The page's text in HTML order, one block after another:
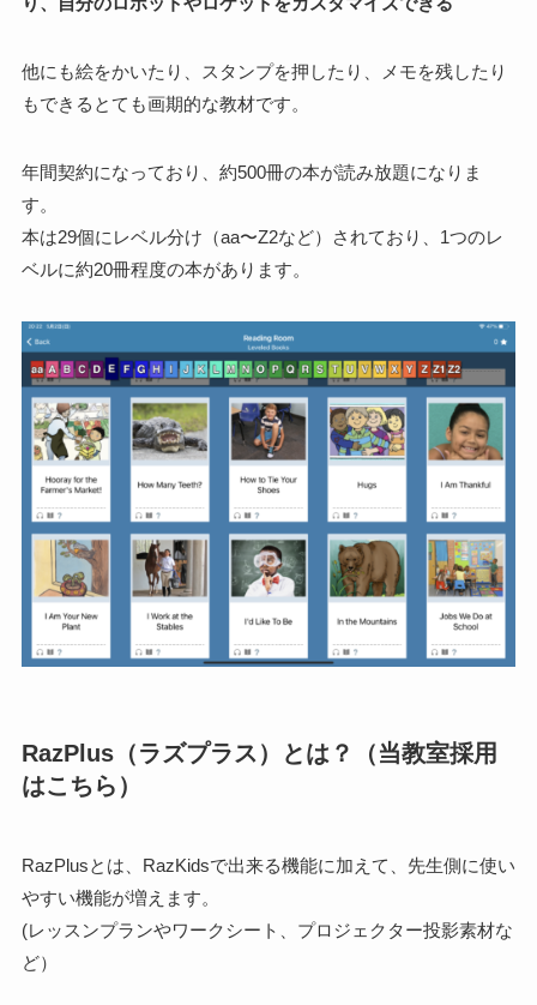
他にも絵をかいたり、スタンプを押したり、メモを残したり
もできる とても画期的な教材です。
年間契約になっており、 約500冊の本が読み放題になりま
す。
本は29個にレベル分け（aa〜Z2など）されており、1つのレ
ベルに約20冊程度の本があります。
RazPlus（ラズプラス）とは？（当教室採用
はこちら）
RazPlusとは、RazKidsで出来る機能に加えて、先生側に使い
やすい機能が増えます。
(レッスンプランやワークシート、プロジェクター投影素材な
ど）